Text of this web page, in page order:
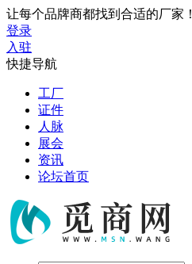
让每个品牌商都找到合适的厂家！
登录
入驻
快捷导航
工厂
证件
人脉
展会
资讯
论坛首页